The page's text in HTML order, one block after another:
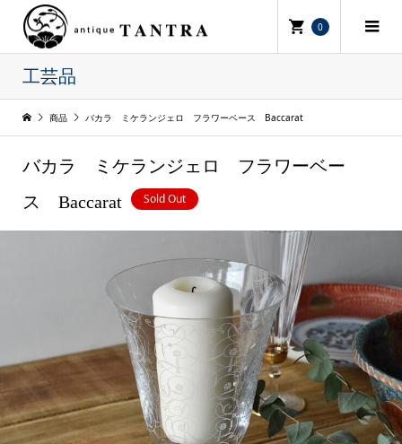
0
工芸品
商品 バカラ ミケランジェロ フラワーベース Baccarat
バカラ ミケランジェロ フラワーベー
ス Baccarat
Sold Out